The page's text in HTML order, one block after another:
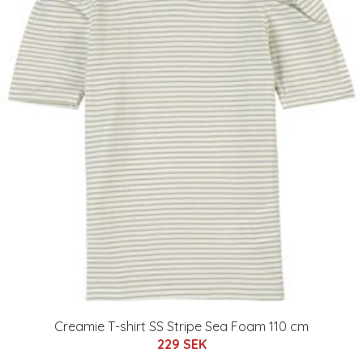
Creamie T-shirt SS Stripe Sea Foam 110 cm
229 SEK